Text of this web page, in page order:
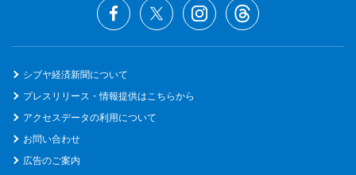
シブヤ経済新聞について
プレスリリース・情報提供はこちらから
アクセスデータの利用について
お問い合わせ
広告のご案内